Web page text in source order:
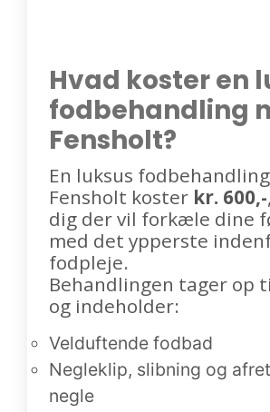
Hvad koster en
fodbehandling
Fensholt?
En luksus
Fensholt koster kr. 600,-
dig der vil forkæle dine
med det ypperste
fodpleje.
Behandlingen tager op
og indeholder:
Velduftende fodbad
Negleklip, slibning og
negle